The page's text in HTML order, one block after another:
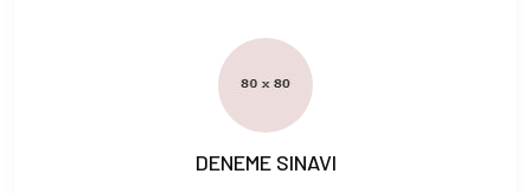
DENEME SINAVI